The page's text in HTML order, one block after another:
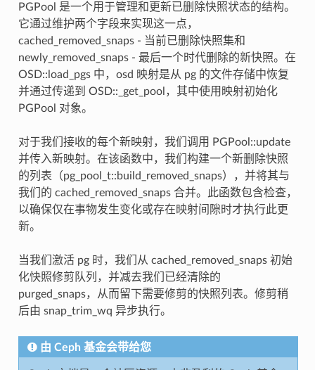
PGPool 是一个用于管理和更新已删除快照状态的结构。
它通过维护两个字段来实现这一点，
cached_removed_snaps - 当前已删除快照集和
newly_removed_snaps - 最后一个时代删除的新快照。在
OSD::load_pgs 中，osd 映射是从 pg 的文件存储中恢复
并通过传递到 OSD::_get_pool，其中使用映射初始化
PGPool 对象。
对于我们接收的每个新映射，我们调用 PGPool::update
并传入新映射。在该函数中，我们构建一个新删除快照
的列表（pg_pool_t::build_removed_snaps），并将其与
我们的 cached_removed_snaps 合并。此函数包含检查，
以确保仅在事物发生变化或存在映射间隙时才执行此更
新。
当我们激活 pg 时，我们从 cached_removed_snaps 初始
化快照修剪队列，并减去我们已经清除的
purged_snaps，从而留下需要修剪的快照列表。修剪稍
后由 snap_trim_wq 异步执行。
由 Ceph 基金会带给您